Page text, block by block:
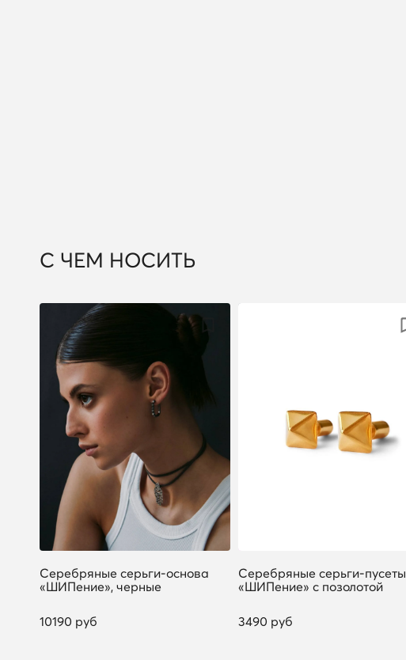
С ЧЕМ НОСИТЬ
Серебряные серьги-основа
«ШИПение», черные
10190 руб
Серебряные серьги-пусеты
«ШИПение» с позолотой
3490 руб